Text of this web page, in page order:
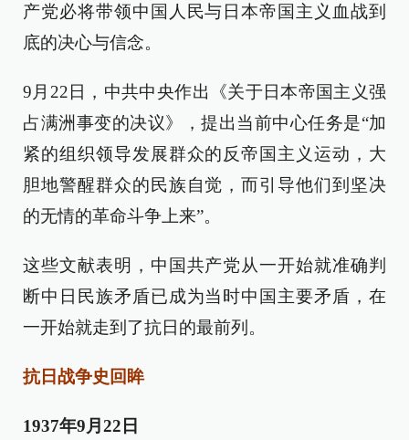
产党必将带领中国人民与日本帝国主义血战到
底的决心与信念。
9月22日，中共中央作出《关于日本帝国主义强
占满洲事变的决议》，提出当前中心任务是“加
紧的组织领导发展群众的反帝国主义运动，大
胆地警醒群众的民族自觉，而引导他们到坚决
的无情的革命斗争上来”。
这些文献表明，中国共产党从一开始就准确判
断中日民族矛盾已成为当时中国主要矛盾，在
一开始就走到了抗日的最前列。
抗日战争史回眸
1937年9月22日